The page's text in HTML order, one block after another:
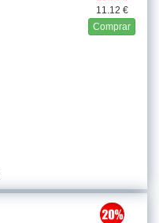
11.12 €
Comprar